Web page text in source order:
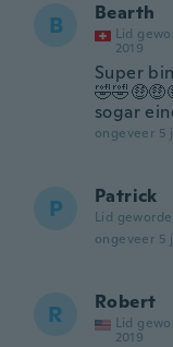
B Bearth
Lid
2019
Super
sogar
ongeveer 5
P Patrick
Lid
ongeveer 5
R Robert
Lid
2019